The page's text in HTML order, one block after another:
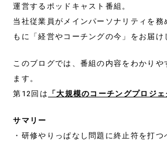
運営するポッドキャスト番組。
当社従業員がメインパーソナリティを務
もに「経営やコーチングの今」をお届け
このブログでは、番組の内容をわかりや
ます。
第12回は 「大規模のコーチングプロジ
サマリー
・研修やりっぱなし問題に終止符を打